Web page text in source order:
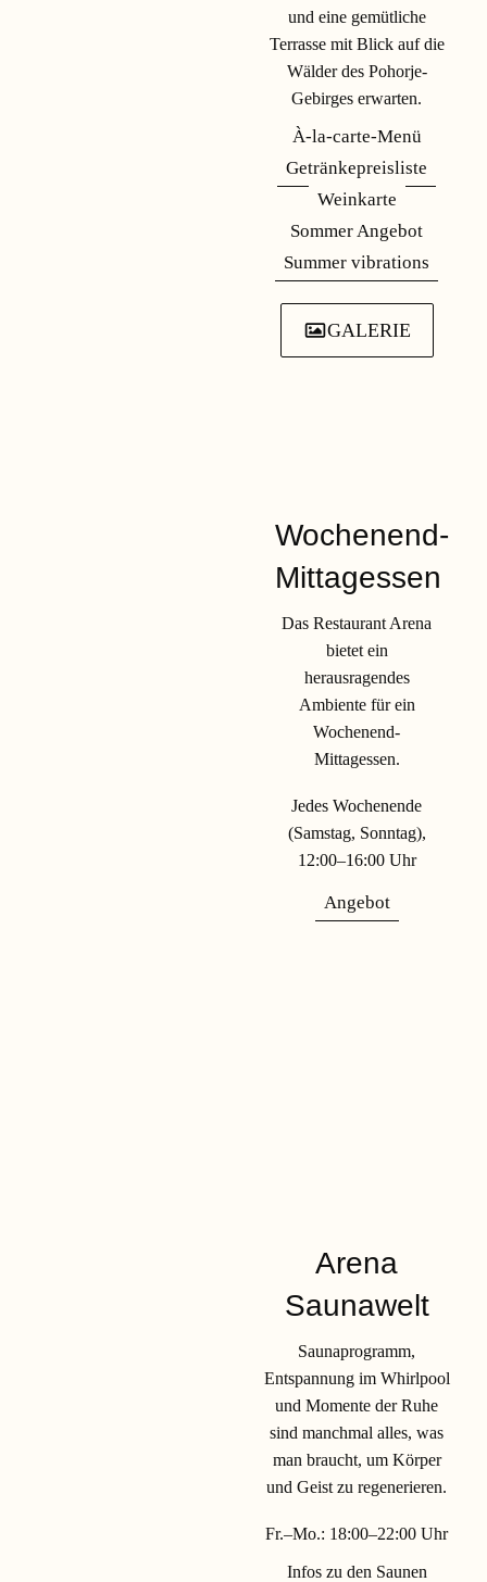
MEHR LESEN
und eine gemütliche
Terrasse mit Blick auf die
Wälder des Pohorje-
Gebirges erwarten.
À-la-carte-Menü
Getränkepreisliste
Weinkarte
Sommer Angebot
Summer vibrations
GALERIE
Wochenend-
Mittagessen
Das Restaurant Arena
bietet ein
herausragendes
Ambiente für ein
Wochenend-
Mittagessen.
Jedes Wochenende
(Samstag, Sonntag),
12:00–16:00 Uhr
Angebot
Arena
Saunawelt
Saunaprogramm,
Entspannung im Whirlpool
und Momente der Ruhe
sind manchmal alles, was
man braucht, um Körper
und Geist zu regenerieren.
Fr.–Mo.: 18:00–22:00 Uhr
Infos zu den Saunen